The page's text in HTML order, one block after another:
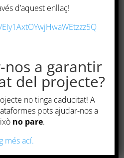
d’aquest enllaç!
nos a garantir
del projecte?
no tinga caducitat! A
pots ajudar-nos a
no pare.
més ací.